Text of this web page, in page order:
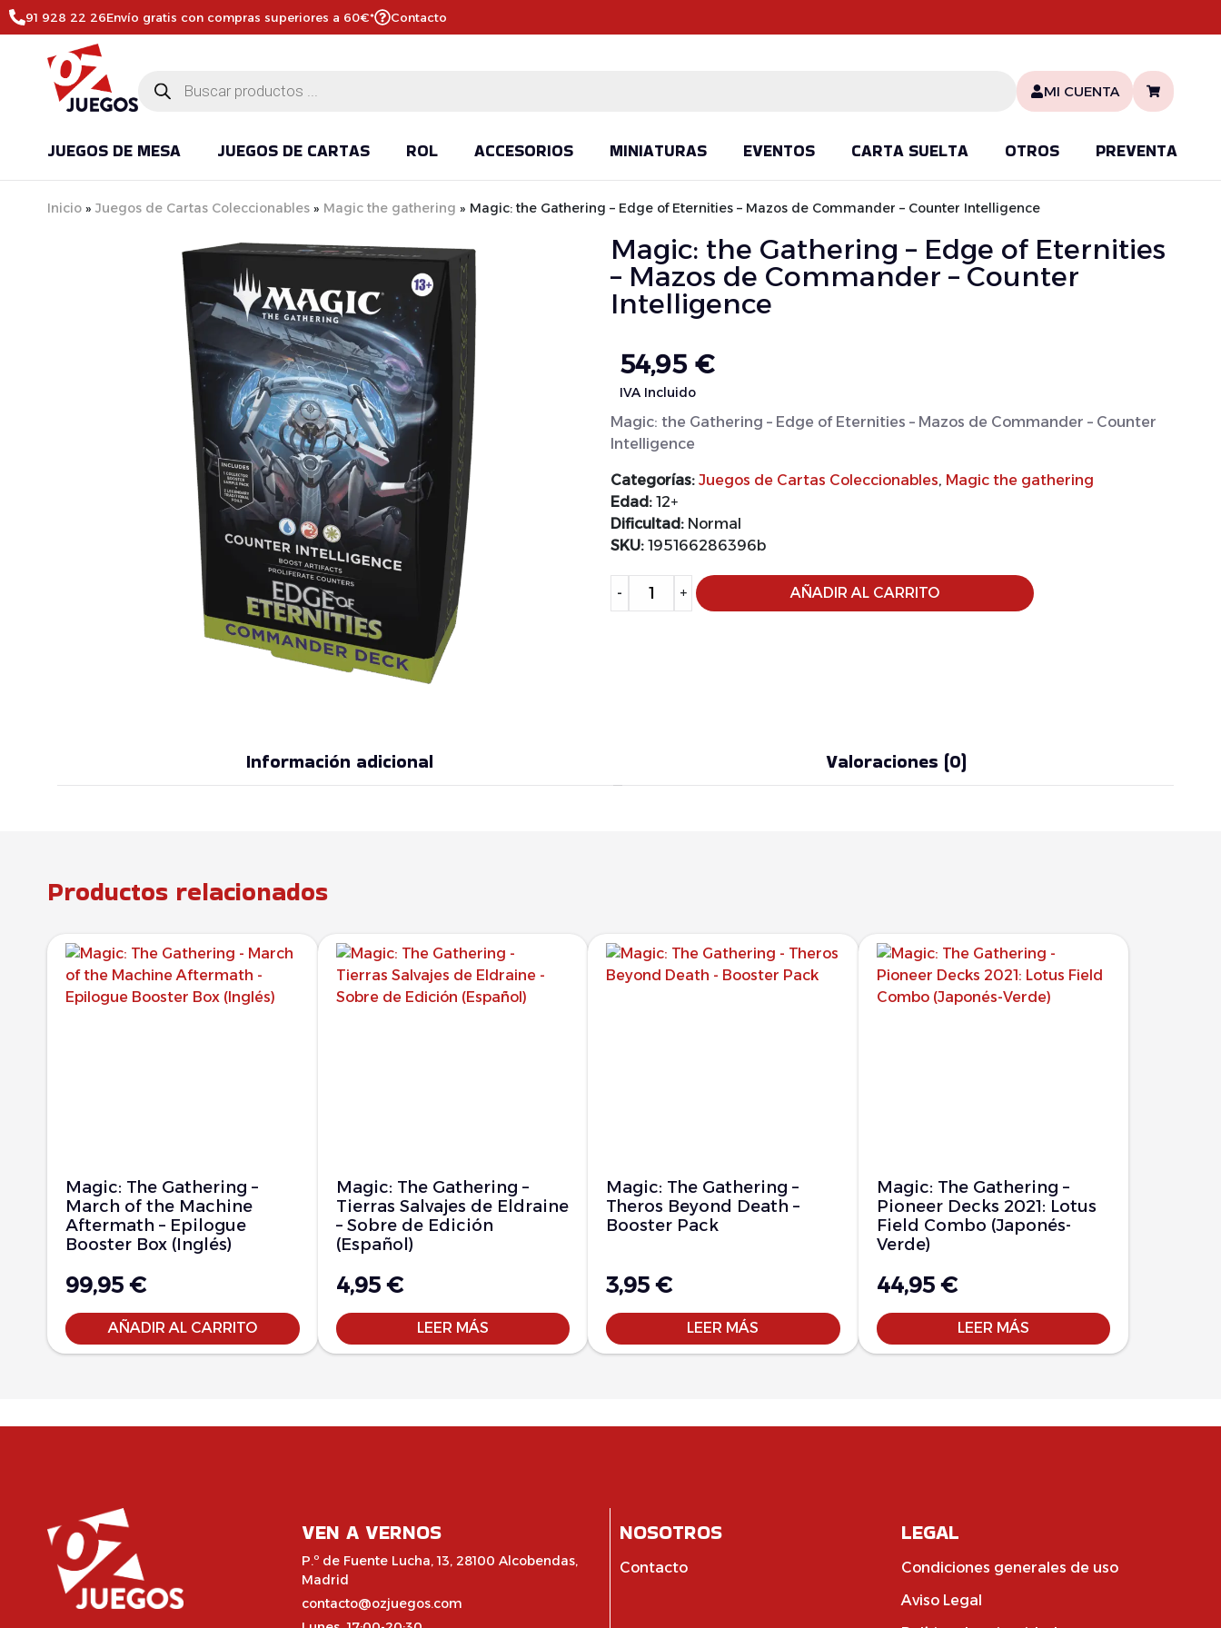
91 928 22 26Envío gratis con compras superiores a 60€* Contacto
MI CUENTA
JUEGOS DE MESA JUEGOS DE CARTAS ROL ACCESORIOS MINIATURAS EVENTOS CARTA SUELTA OTROS PREVENTA
Inicio » Juegos de Cartas Coleccionables » Magic the gathering » Magic: the Gathering – Edge of Eternities – Mazos de Commander – Counter Intelligence
Magic: the Gathering – Edge of Eternities
– Mazos de Commander – Counter
Intelligence
54,95 €
IVA Incluido
Magic: the Gathering – Edge of Eternities – Mazos de Commander – Counter
Intelligence
Categorías: Juegos de Cartas Coleccionables, Magic the gathering
Edad: 12+
Dificultad: Normal
SKU: 195166286396b
- + AÑADIR AL CARRITO
Alternative:
Información adicional Valoraciones (0)
Productos relacionados
Magic: The Gathering –
March of the Machine
Aftermath – Epilogue
Booster Box (Inglés)
99,95 €
AÑADIR AL CARRITO
Magic: The Gathering –
Tierras Salvajes de Eldraine
– Sobre de Edición
(Español)
4,95 €
LEER MÁS
Magic: The Gathering –
Theros Beyond Death –
Booster Pack
3,95€
LEER MÁS
Magic: The Gathering –
Pioneer Decks 2021: Lotus
Field Combo (Japonés-
Verde)
44,95 €
LEER MÁS
VEN A VERNOS
P.º de Fuente Lucha, 13, 28100 Alcobendas,
Madrid
contacto@ozjuegos.com
NOSOTROS
Contacto
LEGAL
Condiciones generales de uso
Aviso Legal